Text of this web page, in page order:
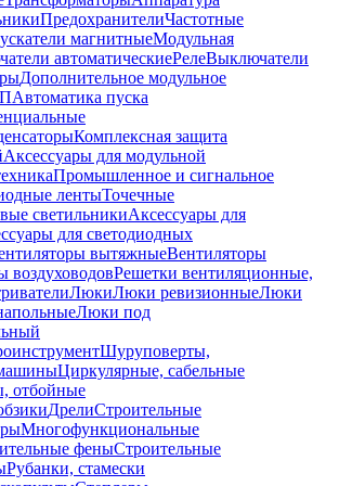
ПредохранителиЧастотные
магнитныеМодульная
автоматическиеРелеВыключатели
Дополнительное модульное
Автоматика пуска
Комплексная защита
Аксессуары для модульной
Промышленное и сигнальное
лентыТочечные
светильникиАксессуары для
для светодиодных
вытяжныеВентиляторы
воздуховодовРешетки вентиляционные,
ЛюкиЛюки ревизионныеЛюки
Люки под
Шуруповерты,
Циркулярные, сабельные
отбойные
ДрелиСтроительные
Многофункциональные
феныСтроительные
Рубанки, стамески